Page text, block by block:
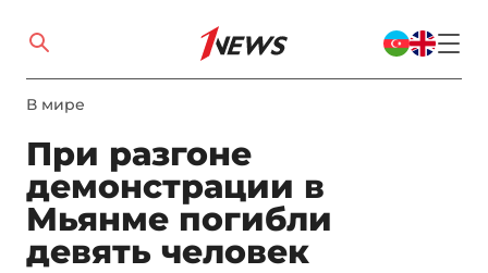
В мире
При разгоне
демонстрации в
Мьянме погибли
девять человек